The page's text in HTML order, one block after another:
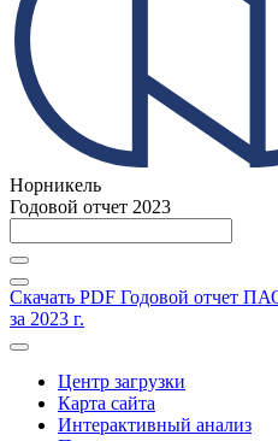
Норникель
Годовой отчет 2023
Скачать PDF Годовой отчет
за 2023 г.
Центр загрузки
Карта сайта
Интерактивный анализ